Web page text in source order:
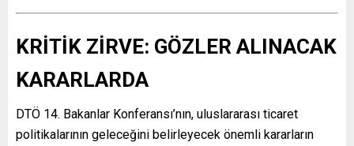
KRİTİK ZİRVE: GÖZLER ALINACAK
KARARLARDA
DTÖ 14. Bakanlar Konferansı’nın, uluslararası ticaret
politikalarının geleceğini belirleyecek önemli kararların